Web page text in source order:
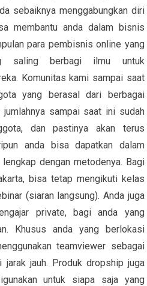
sebaiknya menggabungkan diri
membantu anda dalam bisnis
para pembisnis online yang
saling berbagi ilmu untuk
Komunitas kami sampai saat
yang berasal dari berbagai
sampai saat ini sudah
dan pastinya akan terus
anda bisa dapatkan dalam
dengan metodenya. Bagi
bisa tetap mengikuti kelas
(siaran langsung). Anda juga
private, bagi anda yang
Khusus anda yang berlokasi
teamviewer sebagai
jarak jauh. Produk dropship juga
untuk siapa saja yang